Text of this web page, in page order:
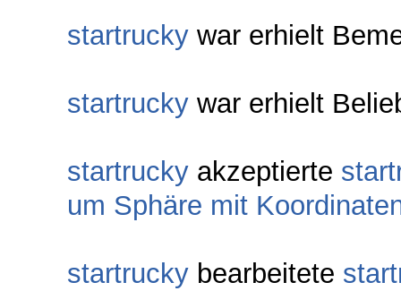
startrucky war erhielt
startrucky war erhielt
startrucky akzeptierte
um Sphäre mit
startrucky bearbeitete